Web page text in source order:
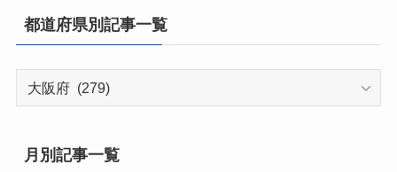
都道府県別記事一覧
県
別
月別記事一覧